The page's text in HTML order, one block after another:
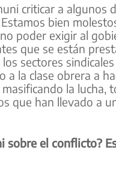
criticar a algunos
bien
poder exigir al
que se están
sectores sindicales
la clase obrera a
la lucha,
que han llevado a
sobre el conflicto?